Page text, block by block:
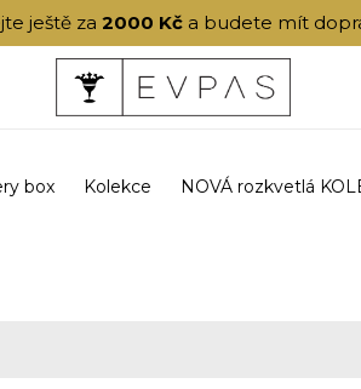
ještě za2000 Kč a budete mít
box Kolekce NOVÁ rozkvetlá